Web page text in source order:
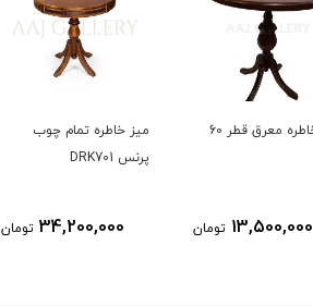
میز خاطره معرق قطر 60
13,500,000 تومان
میز خاطره تمام چوب
پرنس DRK701
34,200,000 تومان